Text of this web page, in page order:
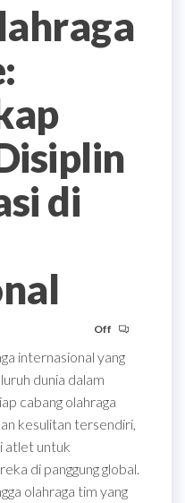
di
Off
internasional yang
dunia dalam
cabang olahraga
kesulitan tersendiri,
atlet untuk
di panggung global.
olahraga tim yang